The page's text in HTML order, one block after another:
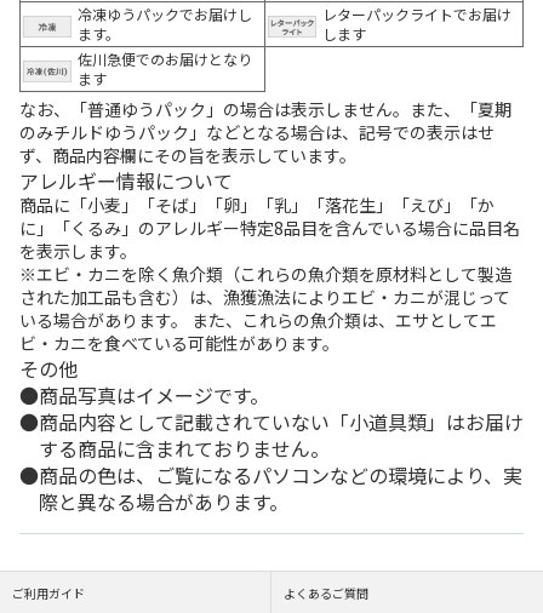
冷凍ゆうパックでお届けし
ます。
レターパックライトでお届け
します
佐川急便でのお届けとなり
ます
なお、「普通ゆうパック」の場合は表示しません。また、「夏期
のみチルドゆうパック」などとなる場合は、記号での表示はせ
ず、商品内容欄にその旨を表示しています。
アレルギー情報について
商品に「小麦」「そば」「卵」「乳」「落花生」「えび」「か
に」「くるみ」のアレルギー特定8品目を含んでいる場合に品目名
を表示します。
※エビ・カニを除く魚介類（これらの魚介類を原材料として製造
された加工品も含む）は、漁獲漁法によりエビ・カニが混じって
いる場合があります。 また、これらの魚介類は、エサとしてエ
ビ・カニを食べている可能性があります。
その他
商品写真はイメージです。
商品内容として記載されていない「小道具類」はお届け
する商品に含まれておりません。
商品の色は、ご覧になるパソコンなどの環境により、実
際と異なる場合があります。
ご利用ガイド よくあるご質問